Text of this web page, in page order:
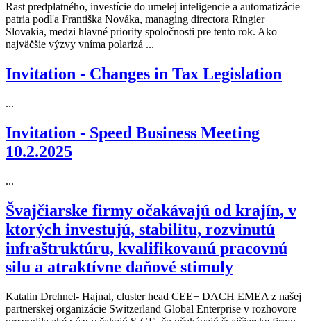
Rast predplatného, investície do umelej inteligencie a automatizácie
patria podľa Františka Nováka, managing directora Ringier
Slovakia, medzi hlavné priority spoločnosti pre tento rok. Ako
najväčšie výzvy vníma polarizá ...
Invitation - Changes in Tax Legislation
...
Invitation - Speed Business Meeting
10.2.2025
...
Švajčiarske firmy očakávajú od krajín, v
ktorých investujú, stabilitu, rozvinutú
infraštruktúru, kvalifikovanú pracovnú
silu a atraktívne daňové stimuly
Katalin Drehnel- Hajnal, cluster head CEE+ DACH EMEA z našej
partnerskej organizácie Switzerland Global Enterprise v rozhovore